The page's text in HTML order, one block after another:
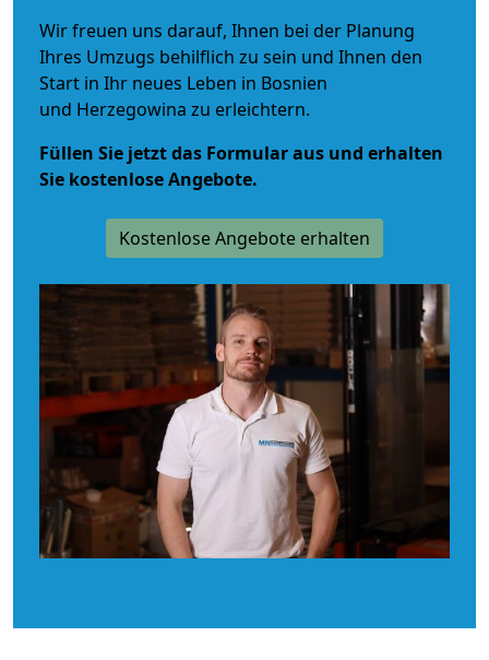
Wir freuen uns darauf, Ihnen bei der Planung
Ihres Umzugs behilflich zu sein und Ihnen den
Start in Ihr neues Leben in Bosnien
und Herzegowina zu erleichtern.
Füllen Sie jetzt das Formular aus und erhalten
Sie kostenlose Angebote.
Kostenlose Angebote erhalten